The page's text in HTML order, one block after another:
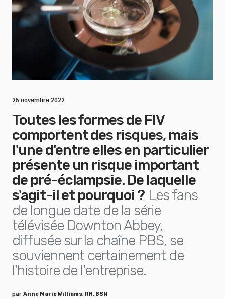
25 novembre 2022
Toutes les formes de FIV
comportent des risques, mais
l'une d'entre elles en particulier
présente un risque important
de pré-éclampsie. De laquelle
s'agit-il et pourquoi ? Les fans
de longue date de la série
télévisée Downton Abbey,
diffusée sur la chaîne PBS, se
souviennent certainement de
l'histoire de l'entreprise.
par Anne Marie Williams, RN, BSN